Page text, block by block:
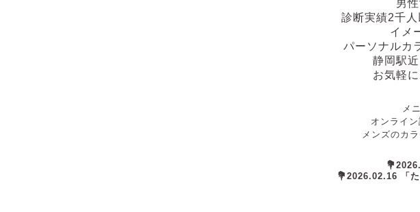
男
診断実績2千人
イメ
パーソナルカ
静岡駅
お気軽
メ
オンライン
メンズのカラ
💐2026.02.16 「